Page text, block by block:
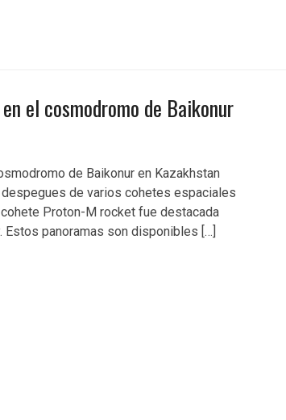
el cosmodromo de Baikonur
de Baikonur en Kazakhstan
de varios cohetes espaciales
Proton-M rocket fue destacada
Estos panoramas son disponibles […]